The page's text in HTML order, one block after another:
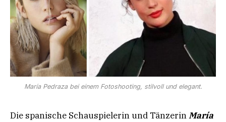
María Pedraza bei einem Fotoshooting, stilvoll und elegant.
Die spanische Schauspielerin und TänzerinMaría